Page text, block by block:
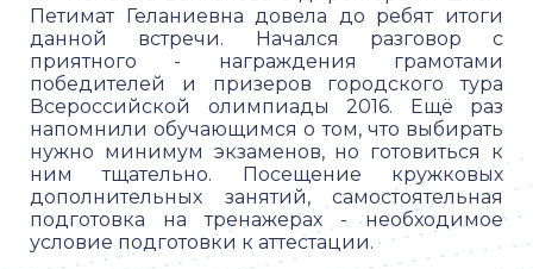
Петимат Геланиевна довела до ребят итоги
данной встречи. Начался разговор с
приятного - награждения грамотами
победителей и призеров городского тура
Всероссийской олимпиады 2016. Ещё раз
напомнили обучающимся о том, что выбирать
нужно минимум экзаменов, но готовиться к
ним тщательно. Посещение кружковых
дополнительных занятий, самостоятельная
подготовка на тренажерах - необходимое
условие подготовки к аттестации.